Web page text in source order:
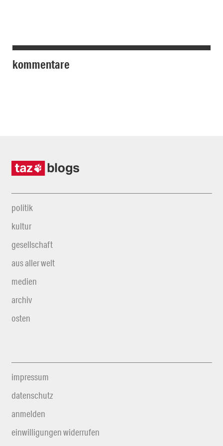
kommentare
politik
kultur
gesellschaft
aus aller welt
medien
archiv
osten
impressum
datenschutz
anmelden
einwilligungen widerrufen